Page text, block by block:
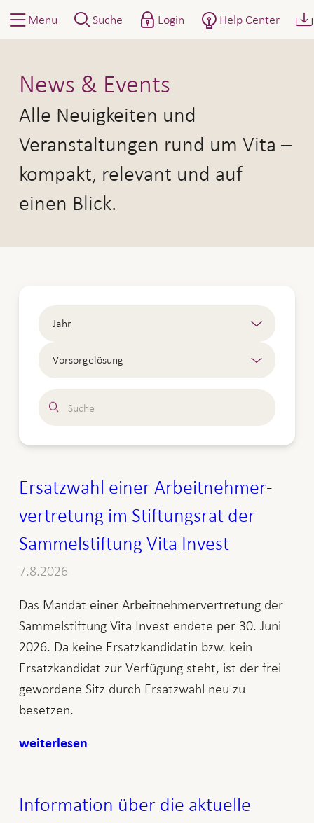
Menu Suche Login Help Center
News & Events
Alle Neuigkeiten und
Veranstaltungen rund um Vita –
kompakt, relevant und auf
einen Blick.
Jahr
Vorsorgelösung
Suche
Ersatzwahl einer Arbeitnehmer­
vertretung im Stiftungsrat der
Sammel­stiftung Vita Invest
7.8.2026
Das Mandat einer Arbeitnehmervertretung der
Sammelstiftung Vita Invest endete per 30. Juni
2026. Da keine Ersatzkandidatin bzw. kein
Ersatzkandidat zur Verfügung steht, ist der frei
gewordene Sitz durch Ersatzwahl neu zu
besetzen.
weiterlesen
Information über die aktuelle